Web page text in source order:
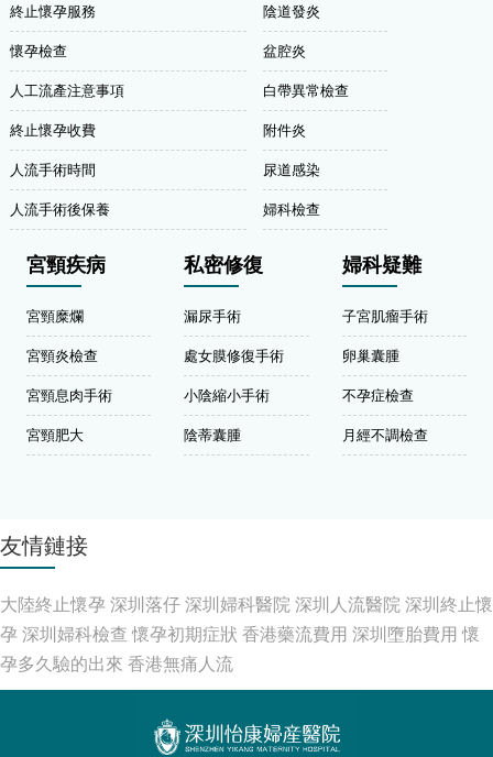
終止懷孕服務
懷孕檢查
人工流產注意事項
終止懷孕收費
人流手術時間
人流手術後保養
陰道發炎
盆腔炎
白帶異常檢查
附件炎
尿道感染
婦科檢查
宮頸疾病
宮頸糜爛
宮頸炎檢查
宮頸息肉手術
宮頸肥大
私密修復
漏尿手術
處女膜修復手術
小陰縮小手術
陰蒂囊腫
婦科疑難
子宮肌瘤手術
卵巢囊腫
不孕症檢查
月經不調檢查
友情鏈接
大陸終止懷孕 深圳落仔深圳婦科醫院深圳人流醫院深圳終止懷
孕 深圳婦科檢查 懷孕初期症狀 香港藥流費用 深圳墮胎費用 懷
孕多久驗的出來 香港無痛人流